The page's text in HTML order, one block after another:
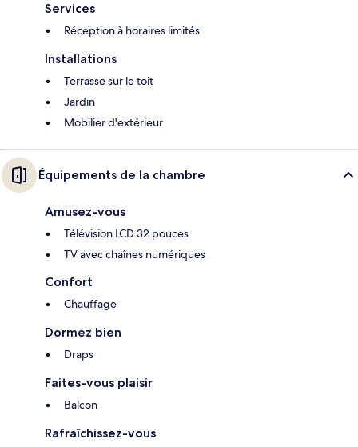
Services
Réception à horaires limités
Installations
Terrasse sur le toit
Jardin
Mobilier d'extérieur
Équipements de la chambre
Amusez-vous
Télévision LCD 32 pouces
TV avec chaînes numériques
Confort
Chauffage
Dormez bien
Draps
Faites-vous plaisir
Balcon
Rafraîchissez-vous